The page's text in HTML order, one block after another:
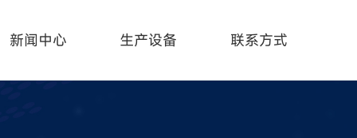
新闻中心 生产设备 联系方式